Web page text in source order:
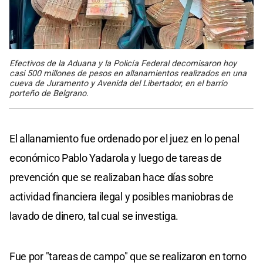
Efectivos de la Aduana y la Policía Federal decomisaron hoy
casi 500 millones de pesos en allanamientos realizados en una
cueva de Juramento y Avenida del Libertador, en el barrio
porteño de Belgrano.
El allanamiento fue ordenado por el juez en lo penal
económico Pablo Yadarola y luego de tareas de
prevención que se realizaban hace días sobre
actividad financiera ilegal y posibles maniobras de
lavado de dinero, tal cual se investiga.
Fue por "tareas de campo" que se realizaron en torno